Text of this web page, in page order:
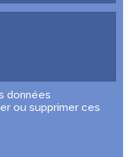
données
ou supprimer ces